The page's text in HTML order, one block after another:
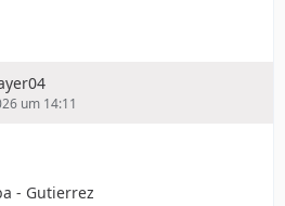
um 14:11
- Gutierrez